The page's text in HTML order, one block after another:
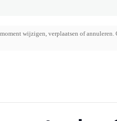
wijzigen, verplaatsen of